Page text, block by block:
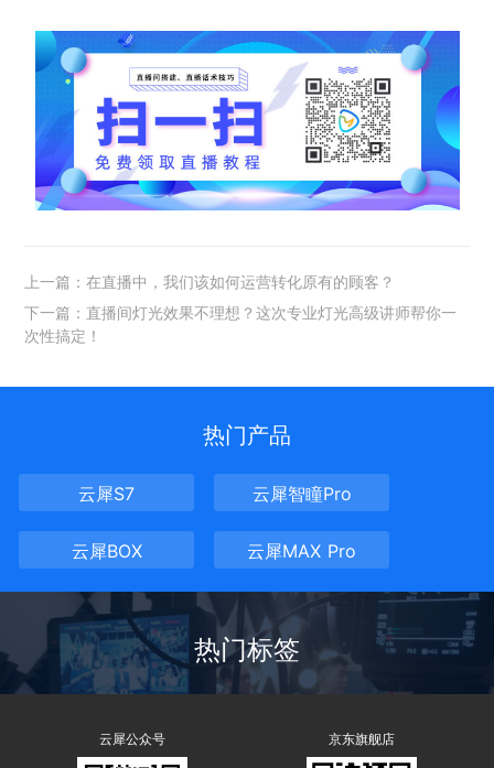
上一篇：在直播中，我们该如何运营转化原有的顾客？
下一篇：直播间灯光效果不理想？这次专业灯光高级讲师帮你一
次性搞定！
热门产品
云犀S7 云犀智瞳Pro
云犀BOX 云犀MAX Pro
热门标签
云犀公众号 京东旗舰店